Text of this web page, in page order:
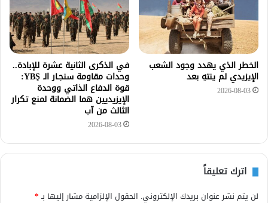
الخطر الذي يهدد وجود الشعب
الإيزيدي لم ينتهِ بعد
2026-08-03
في الذكرى الثانية عشرة للإبادة..
وحدات مقاومة سنجـار الـ YBŞ:
قوة الدفاع الذاتي ووحدة
الإيزيديين هما الضمانة لمنع تكرار
الثالث من آب
2026-08-03
اترك تعليقاً
لن يتم نشر عنوان بريدك الإلكتروني. الحقول الإلزامية مشار إليها بـ*